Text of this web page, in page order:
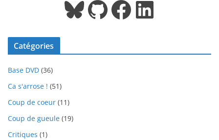
Bluesky GitHub Facebook LinkedIn
Catégories
Base DVD (36)
Ca s'arrose ! (51)
Coup de coeur (11)
Coup de gueule (19)
Critiques (1)